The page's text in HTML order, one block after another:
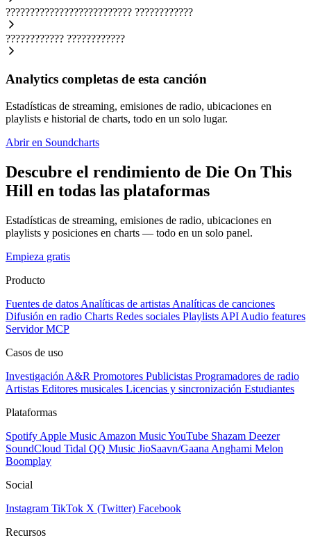
?????????????????????????? ????????????
???????????? ????????????
Analytics completas de esta canción
Estadísticas de streaming, emisiones de radio, ubicaciones en
playlists e historial de charts, todo en un solo lugar.
Abrir en Soundcharts
Descubre el rendimiento de Die On This
Hill en todas las plataformas
Estadísticas de streaming, emisiones de radio, ubicaciones en
playlists y posiciones en charts — todo en un solo panel.
Empieza gratis
Producto
Fuentes de datos Analíticas de artistas Analíticas de canciones
Difusión en radio Charts Redes sociales Playlists API Audio features
Servidor MCP
Casos de uso
Investigación A&R Promotores Publicistas Programadores de radio
Artistas Editores musicales Licencias y sincronización Estudiantes
Plataformas
Spotify Apple Music Amazon MusicYouTube Shazam Deezer
SoundCloud Tidal QQ Music JioSaavn/Gaana Anghami Melon
Boomplay
Social
Instagram TikTok X (Twitter) Facebook
Recursos